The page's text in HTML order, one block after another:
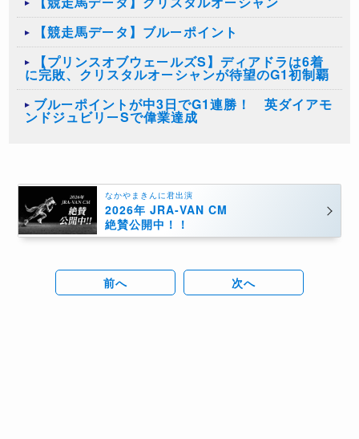
【競走馬データ】ブルーポイント
【プリンスオブウェールズS】ディアドラは6着
に完敗、クリスタルオーシャンが待望のG1初制覇
ブルーポイントが中3日でG1連勝！ 英ダイアモ
ンドジュビリーSで偉業達成
なかやまきんに君出演
2026年 JRA-VAN CM
絶賛公開中！！
前へ 次へ